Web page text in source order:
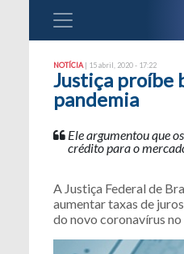
NOTÍCIA | 15 abril, 2020 - 17:22
Justiça proíbe
pandemia
Ele argumentou que
crédito para o
A Justiça Federal de
aumentar taxas de
do novo coronavírus no